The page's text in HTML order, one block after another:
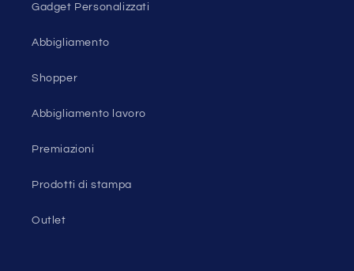
Gadget Personalizzati
Abbigliamento
Shopper
Abbigliamento lavoro
Premiazioni
Prodotti di stampa
Outlet